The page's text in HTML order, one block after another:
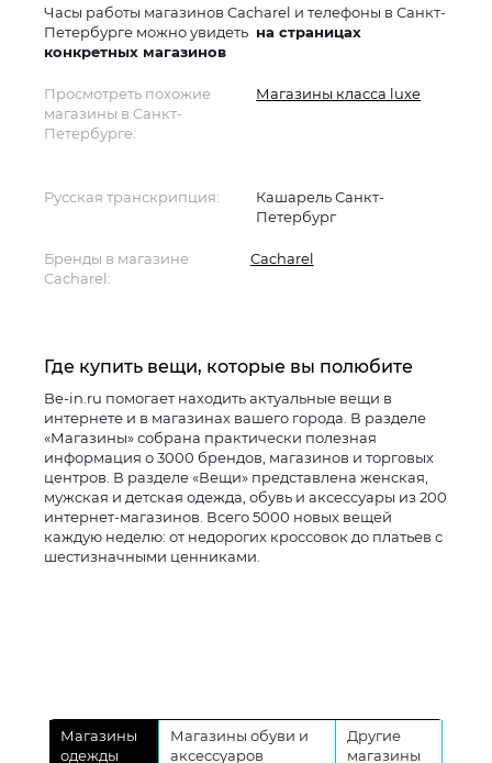
Часы работы магазинов Cacharel и телефоны в Санкт-
Петербурге можно увидеть на страницах
конкретных магазинов
Просмотреть похожие
магазины в Санкт-
Петербурге:
Магазины класса luxe
Русская транскрипция:
Кашарель Санкт-
Петербург
Бренды в магазине
Cacharel:
Cacharel
Где купить вещи, которые вы полюбите
Be-in.ru помогает находить актуальные вещи в
интернете и в магазинах вашего города. В разделе
«Магазины» собрана практически полезная
информация о 3000 брендов, магазинов и торговых
центров. В разделе «Вещи» представлена женская,
мужская и детская одежда, обувь и аксессуары из 200
интернет-магазинов. Всего 5000 новых вещей
каждую неделю: от недорогих кроссовок до платьев с
шестизначными ценниками.
Магазины
одежды
Магазины обуви и
аксессуаров
Другие
магазины